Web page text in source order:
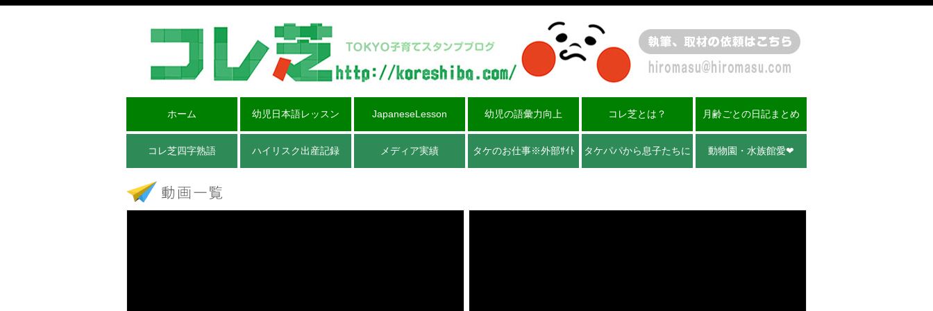
ホーム 幼児日本語レッスン JapaneseLesson 幼児の語彙力向上 コレ芝とは？ 月齢ごとの日記まとめ
コレ芝四字熟語 ハイリスク出産記録 メディア実績 タケのお仕事※外部ｻｲﾄ タケパパから息子たちに 動物園・水族館愛❤︎